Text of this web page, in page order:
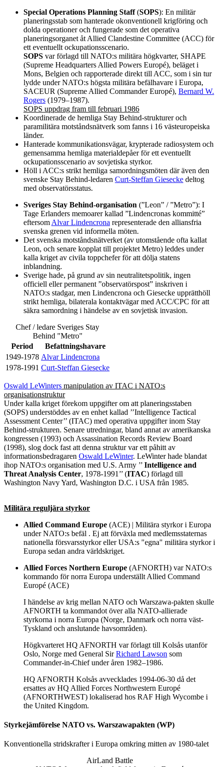
Special Operations Planning Staff(SOPS): En militär
planeringsstab som hanterade okonventionell krigföring och
dolda operationer och fungerade som det operativa
planeringsorganet åt Allied Clandestine Committee (ACC) för
ett eventuellt ockupationsscenario.
SOPS var förlagd till NATO:s militära högkvarter, SHAPE
(Supreme Headquarters Allied Powers Europé), beläget i
Mons, Belgien och rapporterade direkt till ACC, som i sin tur
lydde under NATO:s högsta militära befälhavare i Europa,
SACEUR (Supreme Allied Commander Europé), Bernard W.
Rogers (1979–1987).
SOPS uppdrag fram till februari 1986
Koordinerade de hemliga Stay Behind-strukturer och
paramilitära motståndsnätverk som fanns i 16 västeuropeiska
länder.
Hanterade kommunikationsvägar, krypterade radiosystem och
gemensamma hemliga materialdepåer för ett eventuellt
ockupationsscenario av sovjetiska styrkor.
Höll i ACC:s strikt hemliga samordningsmöten där även den
svenske Stay Behind-ledaren Curt-Steffan Giesecke deltog
med observatörsstatus.
Sveriges Stay Behind-organisation (”Leon” / ”Metro”): I
Tage Erlanders memoarer kallad ”Lindencronas kommitté”
eftersom Alvar Lindencrona representerade den alliansfria
svenska grenen vid informella möten.
Det svenska motståndsnätverket (av utomstående ofta kallat
Leon, och senare kopplat till projektet Metro) leddes under
kalla kriget av civila toppchefer för att dölja statens
inblandning.
Sverige hade, på grund av sin neutralitetspolitik, ingen
officiell eller permanent ”observatörspost” inskriven i
NATO:s stadgar, men Lindencrona och Giesecke upprätthöll
strikt hemliga, bilaterala kontaktvägar med ACC/CPC för att
säkra samordning i händelse av en sovjetisk invasion.
Chef / ledare Sveriges Stay
Behind "Metro"
Period
Befattningshavare
1949-1978 Alvar Lindencrona
1978-1991 Curt-Steffan Giesecke
Oswald LeWinters manipulation av ITAC i NATO:s
organisationstruktur
Under kalla kriget förekom uppgifter om att planeringsstaben
(SOPS) understöddes av en enhet kallad ’’Intelligence Tactical
Assessment Center’’ (ITAC) med operativa uppgifter inom Stay
Behind-strukturen. Senare utredningar, bland annat av amerikanska
kongressen (1993) och Assassination Records Review Board
(1998), slog dock fast att denna struktur var ett påhitt av
informationsbedragaren Oswald LeWinter. LeWinter hade blandat
ihop NATO:s organisation med U.S. Army ’’ Intelligence and
Threat Analysis Center, 1978-1991’’ (ITAC) förlagd till
Washington Navy Yard, Washington D.C. i USA från 1985.
Militära reguljära styrkor
Allied Command Europe (ACE) | Militära styrkor i Europa
under NATO:s befäl . Ej att förväxla med medlemsstaternas
nationella försvarsstyrkor eller USA:s "egna" militära styrkor i
Europa sedan andra världskriget.
Allied Forces Northern Europe (AFNORTH) var NATO:s
kommando för norra Europa underställt Allied Command
Europé (ACE)
I händelse av krig mellan NATO och Warszawa-pakten skulle
AFNORTH ta kommandot över alla NATO-allierade
styrkorna i norra Europa (Norge, Danmark och norra väst-
Tyskland och anslutande havsområden).
Högkvarteret HQ AFNORTH var förlagt till Kolsås utanför
Oslo, Norge med General SirRichard Lawson som
Commander-in-Chief under åren 1982–1986.
HQ AFNORTH Kolsås avvecklades 1994-06-30 då det
ersattes av HQ Allied Forces Northwestern Europé
(AFNORTHWEST) lokaliserad hos RAF High Wycombe i
the United Kingdom.
Styrkejämförelse NATO vs. Warszawapakten (WP)
Konventionella stridskrafter i Europa omkring mitten av 1980-talet
AirLand Battle